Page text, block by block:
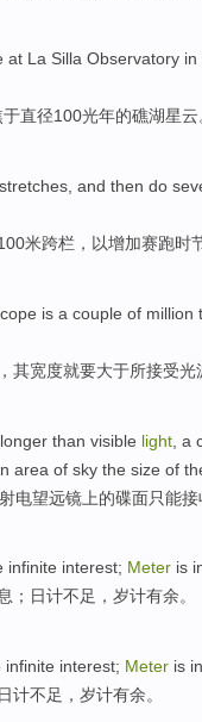
at La Silla Observatory in
于直径100光年的礁湖星云
stretches and then do
米跨栏 ，以增加赛跑时
is a couple of million
其宽度就要大于所接受光
longer than visible light , a
area of sky the size of
射电望远镜 上的碟面只能接
infinite interest; Meter is
；日计不足 ， 岁计有余。
infinite interest; Meter is
计不足 ， 岁计有余。